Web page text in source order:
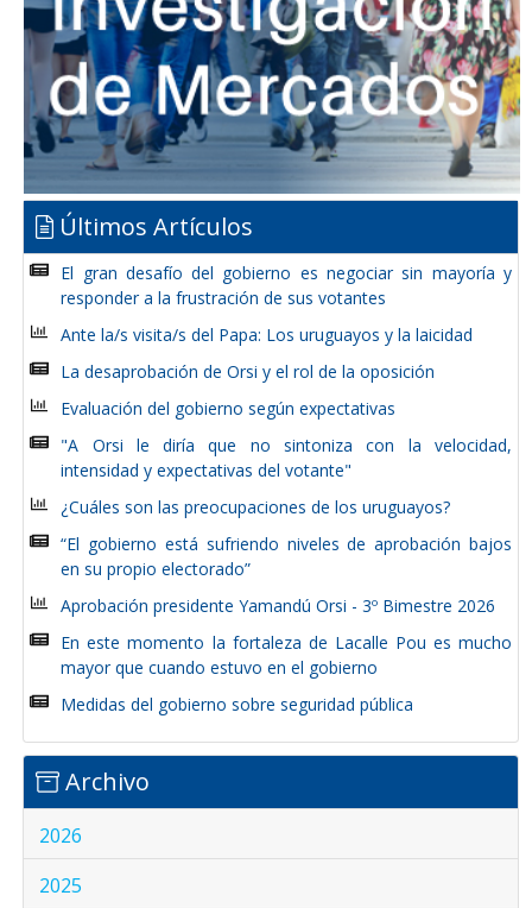
Últimos Artículos
El gran desafío del gobierno es negociar sin mayoría y
responder a la frustración de sus votantes
Ante la/s visita/s del Papa: Los uruguayos y la laicidad
La desaprobación de Orsi y el rol de la oposición
Evaluación del gobierno según expectativas
"A Orsi le diría que no sintoniza con la velocidad,
intensidad y expectativas del votante"
¿Cuáles son las preocupaciones de los uruguayos?
“El gobierno está sufriendo niveles de aprobación bajos
en su propio electorado”
Aprobación presidente Yamandú Orsi - 3º Bimestre 2026
En este momento la fortaleza de Lacalle Pou es mucho
mayor que cuando estuvo en el gobierno
Medidas del gobierno sobre seguridad pública
Archivo
2026
2025